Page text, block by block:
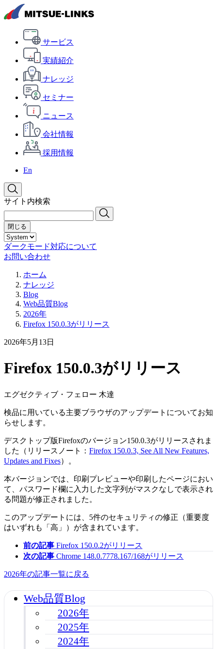
サービス
実績紹介
ナレッジ
セミナー
ニュース
会社情報
採用情報
En
サイト内検索
閉じる
ダークモード対応について
お問い合わせ
ホーム
ナレッジ
Blog
Web品質Blog
2026年
Firefox 150.0.3がリリース
2026年5月13日
Firefox 150.0.3がリリース
エグゼクティブ・フェロー 木達
検品に用いている主要ブラウザのアップデートについてお知
らせします。
デスクトップ版Firefoxのバージョン150.0.3がリリースされま
した（リリースノート： Firefox 150.0.3, See All New Features,
Updates and Fixes）。
本バージョンでは、印刷プレビューや印刷したページにおい
て、パスワード欄に入力した文字列がマスクなしで表示され
る問題が修正されました。
このアップデートには、5件のセキュリティの修正（重要度
はいずれも「高」）が含まれています。
前の記事 Firefox 150.0.2がリリース
次の記事 Chrome 148.0.7778.167/168がリリース
2026年の記事一覧に戻る
Web品質Blog
2026年
2025年
2024年